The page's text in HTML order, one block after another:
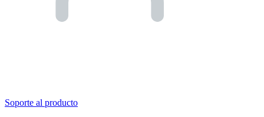
Soporte al producto